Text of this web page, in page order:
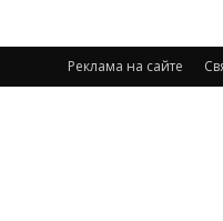
Реклама на сайте